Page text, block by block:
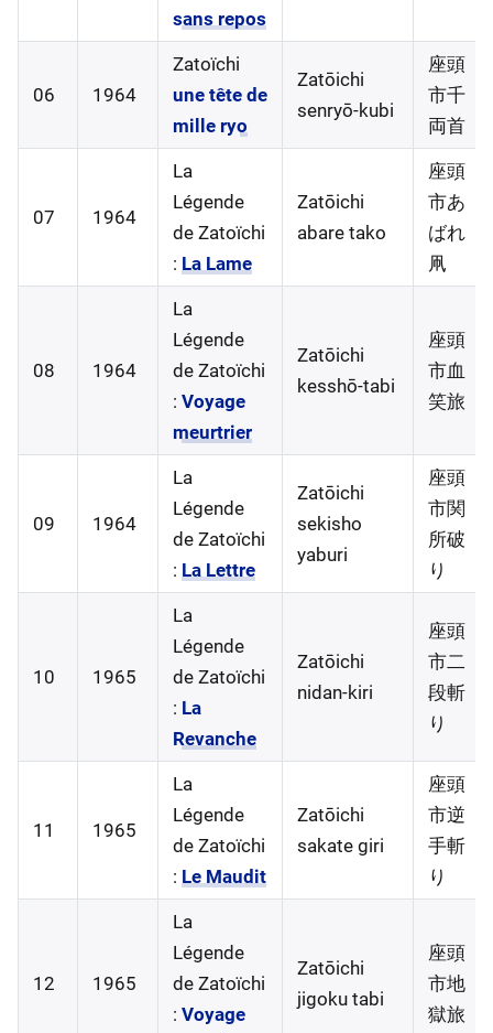
sans repos
06 1964
Zatoïchi
une tête de
mille ryo
Zatōichi
senryō-kubi
座頭
市千
両首
07 1964
La
Légende
de Zatoïchi
: La Lame
Zatōichi
abare tako
座頭
市あ
ばれ
凧
08 1964
La
Légende
de Zatoïchi
: Voyage
meurtrier
Zatōichi
kesshō-tabi
座頭
市血
笑旅
09 1964
La
Légende
de Zatoïchi
: La Lettre
Zatōichi
sekisho
yaburi
座頭
市関
所破
り
10 1965
La
Légende
de Zatoïchi
: La
Revanche
Zatōichi
nidan-kiri
座頭
市二
段斬
り
11 1965
La
Légende
de Zatoïchi
: Le Maudit
Zatōichi
sakate giri
座頭
市逆
手斬
り
12 1965
La
Légende
de Zatoïchi
: Voyage
Zatōichi
jigoku tabi
座頭
市地
獄旅